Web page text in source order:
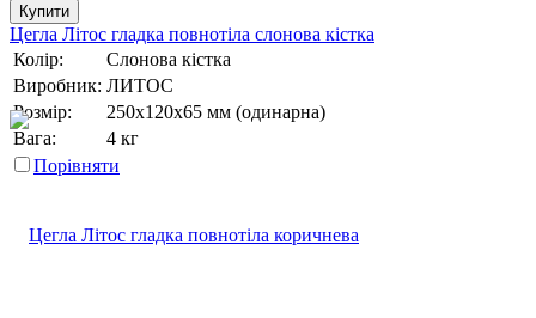
Купити
Цегла Літос гладка повнотіла слонова кістка
Колір:
Слонова кістка
Виробник: ЛИТОС
Розмір:
250х120х65 мм (одинарна)
Вага:
4 кг
Порівняти